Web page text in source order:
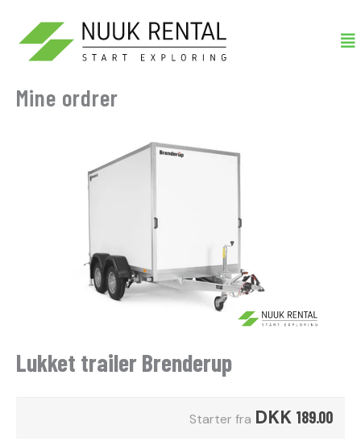
indholdet
Mine ordrer
Lukket trailer Brenderup
Starter fra DKK 189.00